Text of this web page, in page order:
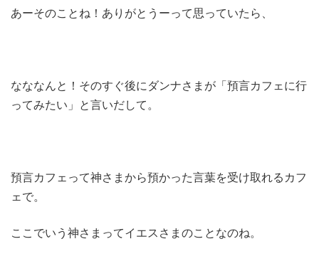
あーそのことね！ありがとうーって思っていたら、
なななんと！そのすぐ後にダンナさまが「預言カフェに行
ってみたい」と言いだして。
預言カフェって神さまから預かった言葉を受け取れるカフ
ェで。
ここでいう神さまってイエスさまのことなのね。